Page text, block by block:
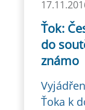
Ťok:
do
známo
Ťoka k